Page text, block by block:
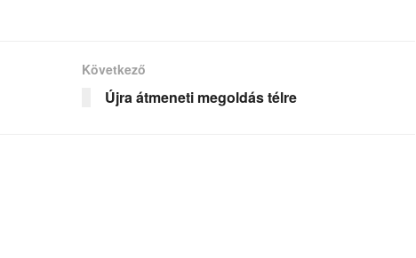
Következő
Újra átmeneti megoldás télre